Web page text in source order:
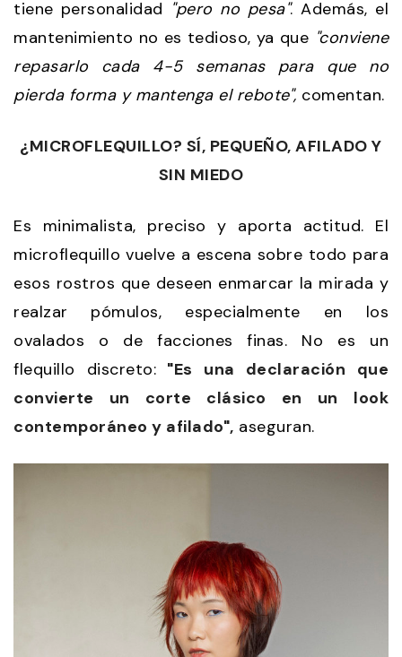
tiene personalidad "pero no pesa". Además, el
mantenimiento no es tedioso, ya que "conviene
repasarlo cada 4-5 semanas para que no
pierda forma y mantenga el rebote", comentan.
¿MICROFLEQUILLO? SÍ, PEQUEÑO, AFILADO Y
SIN MIEDO
Es minimalista, preciso y aporta actitud. El
microflequillo vuelve a escena sobre todo para
esos rostros que deseen enmarcar la mirada y
realzar pómulos, especialmente en los
ovalados o de facciones finas. No es un
flequillo discreto: "Es una declaración que
convierte un corte clásico en un look
contemporáneo y afilado", aseguran.